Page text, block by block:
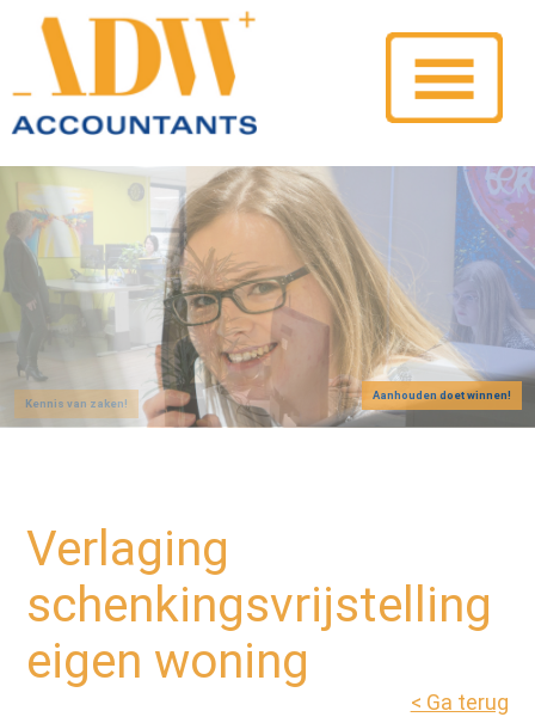
Aanhouden doet winnen!
Verlaging
schenkingsvrijstelling
eigen woning
< Ga terug